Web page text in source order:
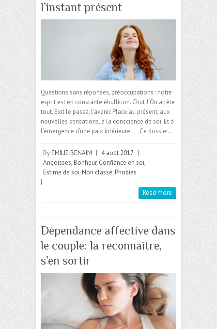
l’instant présent
Questions sans réponses, préoccupations : notre
esprit est en constante ébullition. Chut ! On arrête
tout. Exit le passé, l’avenir. Place au présent, aux
nouvelles sensations, à la conscience de soi. Et à
l’émergence d’une paix intérieure… Ce dossier…
By EMILIE BENAIM | 4 août 2017 |
Angoisses, Bonheur, Confiance en soi,
Estime de soi, Non classé, Phobies
|
Read more
Dépendance affective dans
le couple: la reconnaître,
s’en sortir